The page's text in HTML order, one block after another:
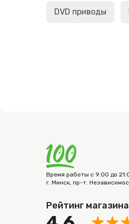
DVD приводы
Время работы с 9:00 до
г. Минск, пр-т.
Рейтинг